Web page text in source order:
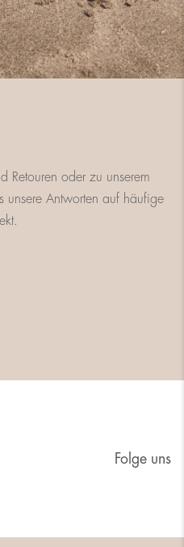
Retouren oder zu unserem
unsere Antworten auf häufige
Folge uns